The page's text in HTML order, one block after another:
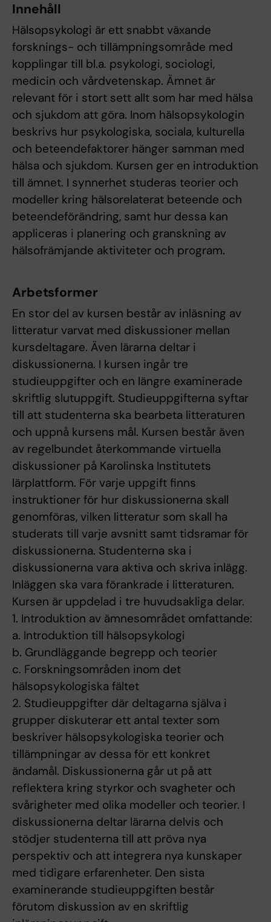
Innehåll
Hälsopsykologi är ett snabbt växande
forsknings- och tillämpningsområde med
kopplingar till bl.a. psykologi, sociologi,
medicin och vårdvetenskap. Ämnet är
relevant för i stort sett allt som har med hälsa
och sjukdom att göra. Inom hälsopsykologin
beskrivs hur psykologiska, sociala, kulturella
och beteendefaktorer hänger samman med
hälsa och sjukdom. Kursen ger en introduktion
till ämnet. I synnerhet studeras teorier och
modeller kring hälsorelaterat beteende och
beteendeförändring, samt hur dessa kan
appliceras i planering och granskning av
hälsofrämjande aktiviteter och program.
Arbetsformer
En stor del av kursen består av inläsning av
litteratur varvat med diskussioner mellan
kursdeltagare. Även lärarna deltar i
diskussionerna. I kursen ingår tre
studieuppgifter och en längre examinerade
skriftlig slutuppgift. Studieuppgifterna syftar
till att studenterna ska bearbeta litteraturen
och uppnå kursens mål. Kursen består även
av regelbundet återkommande virtuella
diskussioner på Karolinska Institutets
lärplattform. För varje uppgift finns
instruktioner för hur diskussionerna skall
genomföras, vilken litteratur som skall ha
studerats till varje avsnitt samt tidsramar för
diskussionerna. Studenterna ska i
diskussionerna vara aktiva och skriva inlägg.
Inläggen ska vara förankrade i litteraturen.
Kursen är uppdelad i tre huvudsakliga delar.
1. Introduktion av ämnesområdet omfattande:
a. Introduktion till hälsopsykologi
b. Grundläggande begrepp och teorier
c. Forskningsområden inom det
hälsopsykologiska fältet
2. Studieuppgifter där deltagarna själva i
grupper diskuterar ett antal texter som
beskriver hälsopsykologiska teorier och
tillämpningar av dessa för ett konkret
ändamål. Diskussionerna går ut på att
reflektera kring styrkor och svagheter och
svårigheter med olika modeller och teorier. I
diskussionerna deltar lärarna delvis och
stödjer studenterna till att pröva nya
perspektiv och att integrera nya kunskaper
med tidigare erfarenheter. Den sista
examinerande studieuppgiften består
förutom diskussion av en skriftlig